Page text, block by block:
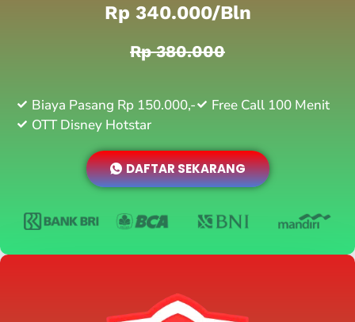
Rp 340.000/bln
Rp 380.000
Biaya Pasang Rp 150.000,-
Free Call 100 Menit
OTT Disney Hotstar
DAFTAR SEKARANG